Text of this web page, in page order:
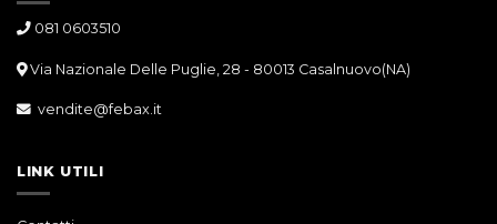
081 0603510
Via Nazionale Delle Puglie, 28 - 80013 Casalnuovo(NA)
vendite@febax.it
LINK UTILI